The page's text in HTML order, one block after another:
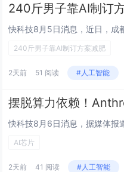
240斤男子靠AI制订方案减肥
2天前 51 阅读 #人工智能
AI芯片
2天前 41 阅读 #人工智能